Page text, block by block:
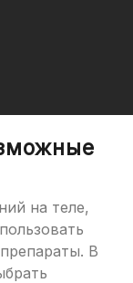
на теле,
В